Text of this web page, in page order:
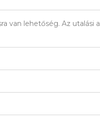
van lehetőség. Az